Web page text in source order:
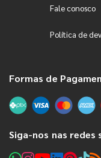
Fale conosco
Política de
Formas de
Siga-nos nas redes